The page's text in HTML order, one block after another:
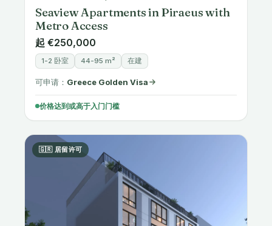
Seaview Apartments in Piraeus with
Metro Access
起 €250,000
1-2 卧室 44-95 m² 在建
可申请： Greece Golden Visa
价格达到或高于入门门槛
🇬🇷 居留许可